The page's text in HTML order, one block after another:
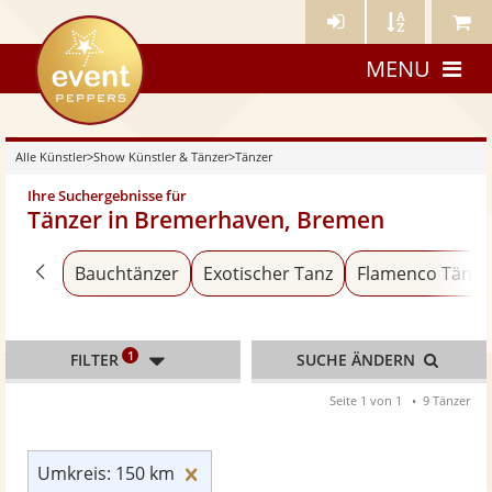
Künstler- Künstler Meine
eventpeppers
MENU
Alle Künstler>Show Künstler & Tänzer>Tänzer
Ihre Suchergebnisse für
Tänzer in Bremerhaven, Bremen
Zurück zu «Show Künstler & Tänzer»
Bauchtänzer Exotischer Tanz Flamenco
Umkreis: 150 km
FILTER 1 SUCHE ÄNDERN
Seite 1 von 1 9 Tänzer